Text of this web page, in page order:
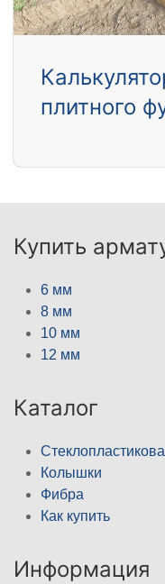
плитного
Купить
6 мм
8 мм
10 мм
12 мм
Каталог
Колышки
Фибра
Как купить
Информация